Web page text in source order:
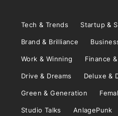
Tech & Trends Startup &
Brand & Brilliance
Work & Winning Finance
Drive & Dreams Deluxe &
Green & Generation
Studio Talks AnlagePunk